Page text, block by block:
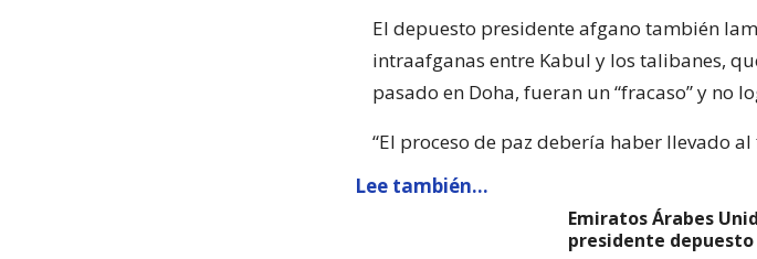
El depuesto presidente afgano también
intraafganas entre Kabul y los talibanes,
pasado en Doha, fueran un “fracaso” y no
“El proceso de paz debería haber llevado
Lee también...
Emiratos Árabes
presidente